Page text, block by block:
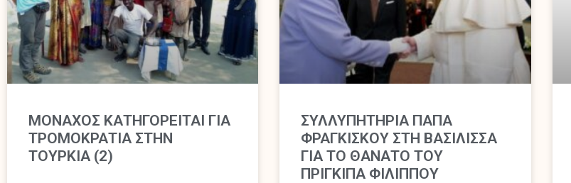
ΜΟΝΑΧΟΣ ΚΑΤΗΓΟΡΕΙΤΑΙ ΓΙΑ
ΤΡΟΜΟΚΡΑΤΙΑ ΣΤΗΝ
ΤΟΥΡΚΙΑ (2)
ΣΥΛΛΥΠΗΤΗΡΙΑ ΠΑΠΑ
ΦΡΑΓΚΙΣΚΟΥ ΣΤΗ ΒΑΣΙΛΙΣΣΑ
ΓΙΑ ΤΟ ΘΑΝΑΤΟ ΤΟΥ
ΠΡΙΓΚΙΠΑ ΦΙΛΙΠΠΟΥ